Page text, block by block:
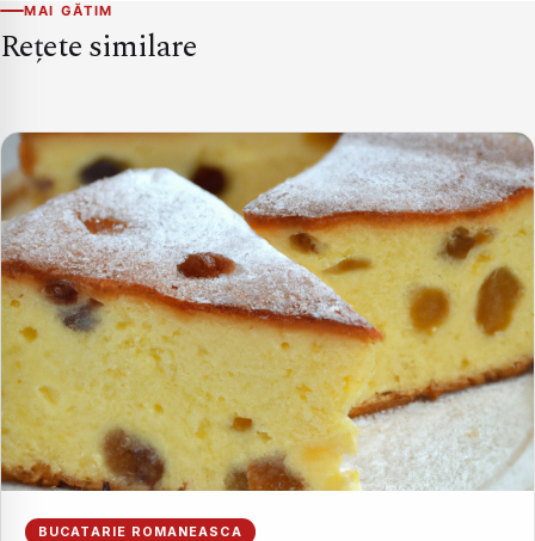
MAI GĂTIM
Rețete similare
BUCATARIE ROMANEASCA